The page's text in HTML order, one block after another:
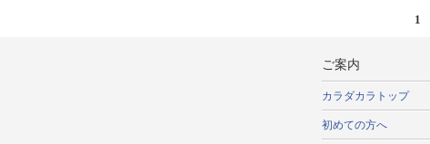
1
ご案内
カラダカラトップ
初めての方へ